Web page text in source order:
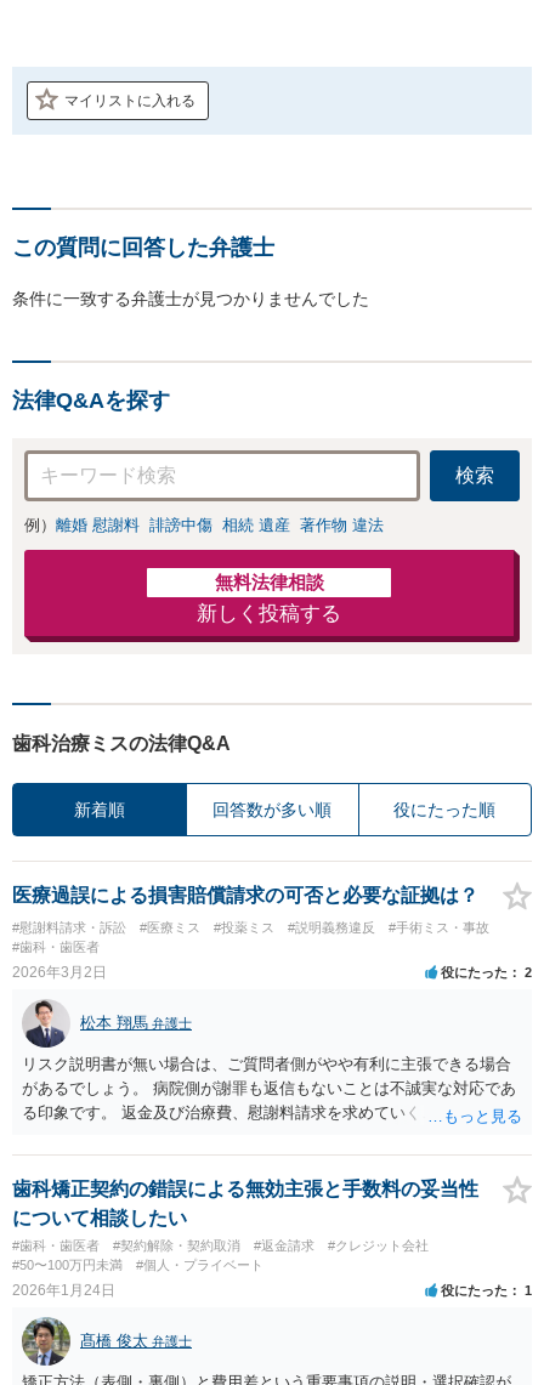
マイリストに入れる
この質問に回答した弁護士
条件に一致する弁護士が見つかりませんでした
法律Q&Aを探す
検索
例） 離婚 慰謝料 誹謗中傷 相続 遺産 著作物 違法
無料法律相談
新しく投稿する
歯科治療ミスの法律Q&A
新着順 回答数が多い順 役にたった順
医療過誤による損害賠償請求の可否と必要な証拠は？
#慰謝料請求・訴訟 #医療ミス #投薬ミス #説明義務違反
#手術ミス・事故
#歯科・歯医者
2026年3月2日 役にたった 2
松本 翔馬 弁護士
リスク説明書が無い場合は、ご質問者側がやや有利に主張できる場合
があるでしょう。 病院側が謝罪も返信もないことは不誠実な対応であ
る印象です。 返金及び治療費、慰謝料請求を求めていくことになるか
代理人として病院側との交渉窓口となることも方法の一つです。 ご自
身で内容証明を出される場合、書面にご質問者の不利になる事情を記
載した場合はそれ以降の交渉ハードルが上がってしまうため慎重に検
討されるとよいでしょう。
歯科矯正契約の錯誤による無効主張と手数料の妥当性
について相談したい
#歯科・歯医者 #契約解除・契約取消 #返金請求
#クレジット会社
#50〜100万円未満
#個人・プライベート
2026年1月24日 役にたった 1
髙橋 俊太 弁護士
矯正方法（表側・裏側）と費用差という重要事項の説明・選択確認が